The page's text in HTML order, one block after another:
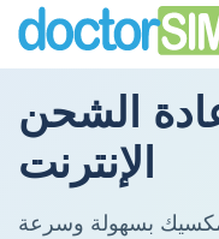
الإنترنت